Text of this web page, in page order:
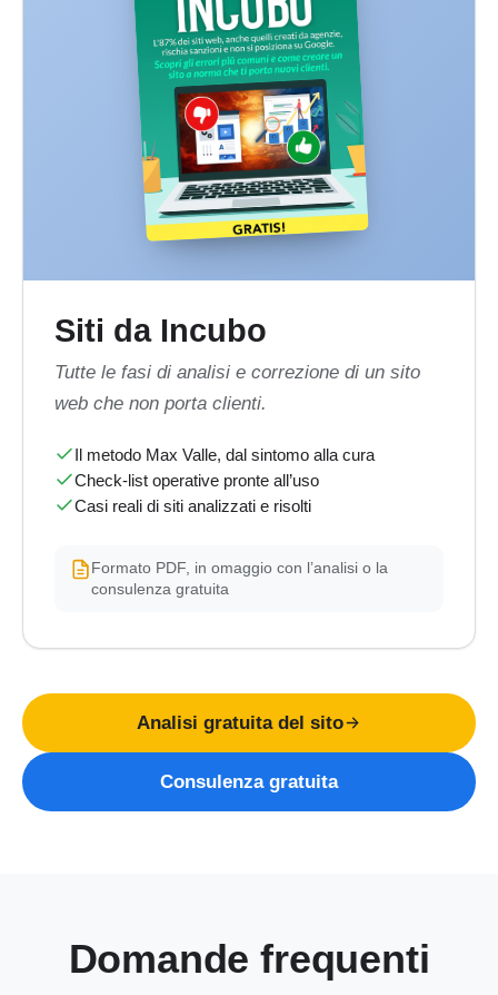
Siti da Incubo
Tutte le fasi di analisi e correzione di un sito
web che non porta clienti.
Il metodo Max Valle, dal sintomo alla cura
Check-list operative pronte all’uso
Casi reali di siti analizzati e risolti
Formato PDF, in omaggio con l’analisi o la
consulenza gratuita
Analisi gratuita del sito
Consulenza gratuita
Domande frequenti